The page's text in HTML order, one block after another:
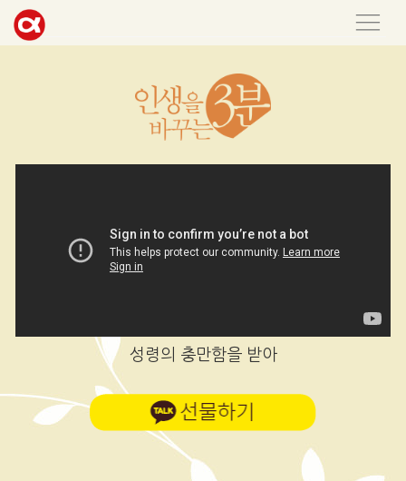
성령의 충만함을 받아